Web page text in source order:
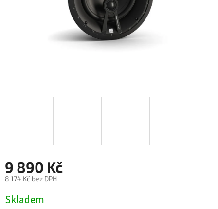
9 890 Kč
8 174 Kč bez DPH
cena:
Skladem